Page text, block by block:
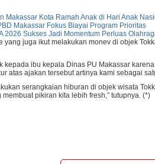
Makassar Kota Ramah Anak di Hari Anak
Makassar Fokus Biayai Program Prioritas
2026 Sukses Jadi Momentum Perluas
yang juga ikut melakukan monev di objek
kepada ibu kepala Dinas PU Makassar
atas ajakan tersebut artinya kami sebagai
serangkaian hiburan di objek wisata
pikiran kita lebih fresh,” tutupnya. (*)